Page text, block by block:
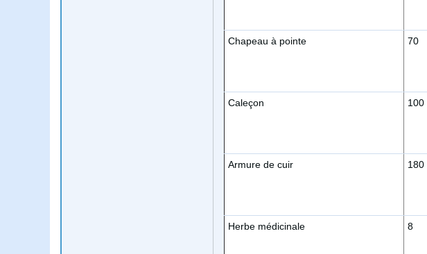
Chapeau à pointe 70
Caleçon 100
Armure de cuir 180
Herbe médicinale 8